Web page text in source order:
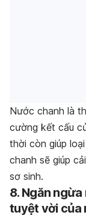
Nước chanh là
cường kết cấu
thời còn giúp
chanh sẽ giúp
sơ sinh.
8. Ngăn
tuyệt vời của